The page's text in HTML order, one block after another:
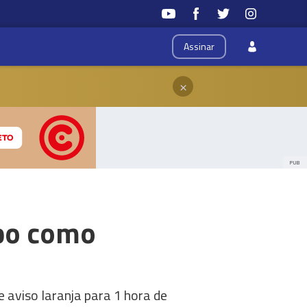
Assinar
×
PUB
como
aviso laranja para 1 hora de